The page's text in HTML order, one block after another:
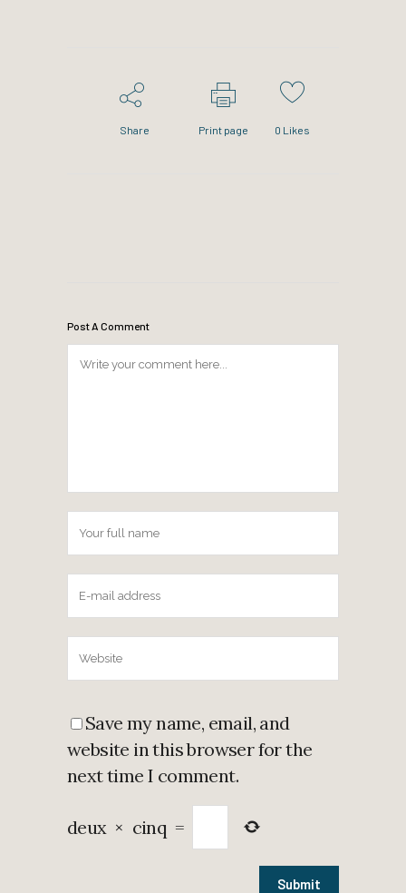
Share Print page 0 Likes
Post A Comment
Save my name, email, and
website in this browser for the
next time I comment.
deux × cinq =